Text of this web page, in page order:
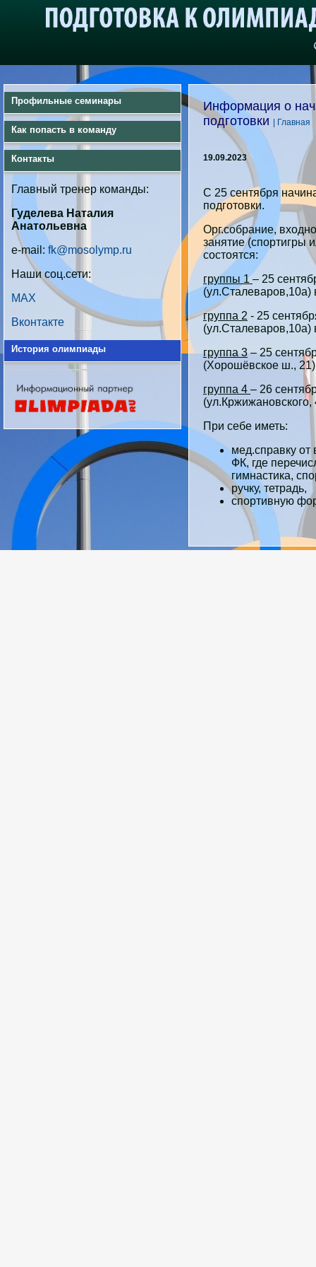
Профильные семинары
Как попасть в команду
Контакты
Главный тренер команды:
Гуделева Наталия
Анатольевна
e-mail: fk@mosolymp.ru
Наши соц.сети:
MAX
Вконтакте
История олимпиады
Информация о
подготовки
| Главная
19.09.2023
С 25 сентября
подготовки.
Орг.собрание,
занятие (спортигры
состоятся:
группы 1– 25
(ул.Сталеваров,10а)
группа 2 - 25
(ул.Сталеваров,10а)
группа 3 – 25
(Хорошёвское ш.,
группа 4 – 26
(ул.Кржижановского,
При себе иметь:
мед.справку от
ФК, где
гимнастика,
ручку, тетрадь,
спортивную